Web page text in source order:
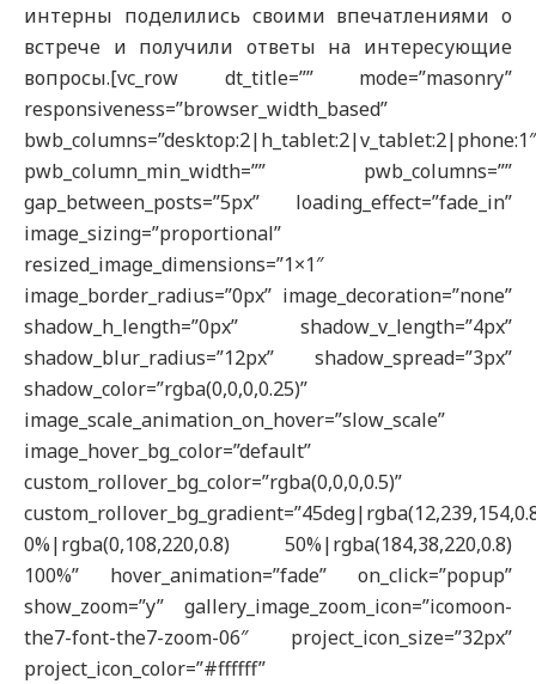
интерны поделились своими впечатлениями о
встрече и получили ответы на интересующие
вопросы.[vc_row dt_title=”” mode=”masonry”
responsiveness=”browser_width_based”
bwb_columns=”desktop:2|h_tablet:2|v_tablet:2|phone:1″
pwb_column_min_width=”” pwb_columns=””
gap_between_posts=”5px” loading_effect=”fade_in”
image_sizing=”proportional”
resized_image_dimensions=”1×1″
image_border_radius=”0px” image_decoration=”none”
shadow_h_length=”0px” shadow_v_length=”4px”
shadow_blur_radius=”12px” shadow_spread=”3px”
shadow_color=”rgba(0,0,0,0.25)”
image_scale_animation_on_hover=”slow_scale”
image_hover_bg_color=”default”
custom_rollover_bg_color=”rgba(0,0,0,0.5)”
0%|rgba(0,108,220,0.8) 50%|rgba(184,38,220,0.8)
100%” hover_animation=”fade” on_click=”popup”
show_zoom=”y” gallery_image_zoom_icon=”icomoon-
the7-font-the7-zoom-06″ project_icon_size=”32px”
project_icon_color=”#ffffff”